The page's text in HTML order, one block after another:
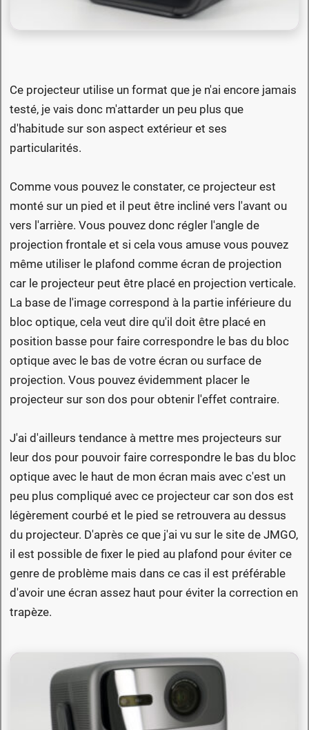
Ce projecteur utilise un format que je n'ai encore jamais
testé, je vais donc m'attarder un peu plus que
d'habitude sur son aspect extérieur et ses
particularités.
Comme vous pouvez le constater, ce projecteur est
monté sur un pied et il peut être incliné vers l'avant ou
vers l'arrière. Vous pouvez donc régler l'angle de
projection frontale et si cela vous amuse vous pouvez
même utiliser le plafond comme écran de projection
car le projecteur peut être placé en projection verticale.
La base de l'image correspond à la partie inférieure du
bloc optique, cela veut dire qu'il doit être placé en
position basse pour faire correspondre le bas du bloc
optique avec le bas de votre écran ou surface de
projection. Vous pouvez évidemment placer le
projecteur sur son dos pour obtenir l'effet contraire.
J'ai d'ailleurs tendance à mettre mes projecteurs sur
leur dos pour pouvoir faire correspondre le bas du bloc
optique avec le haut de mon écran mais avec c'est un
peu plus compliqué avec ce projecteur car son dos est
légèrement courbé et le pied se retrouvera au dessus
du projecteur. D'après ce que j'ai vu sur le site de JMGO,
il est possible de fixer le pied au plafond pour éviter ce
genre de problème mais dans ce cas il est préférable
d'avoir une écran assez haut pour éviter la correction en
trapèze.